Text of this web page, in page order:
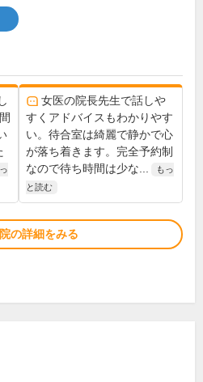
女医の院長先生で話しや
すくアドバイスもわかりやす
い。待合室は綺麗で静かで心
が落ち着きます。完全予約制
なので待ち時間は少な...
もっ
と読む
の詳細をみる